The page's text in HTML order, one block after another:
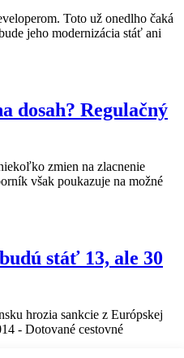
Toto už onedlho čaká
jeho modernizácia stáť ani
dosah? Regulačný
zmien na zlacnenie
však poukazuje na možné
stáť 13, ale 30
hrozia sankcie z Európskej
- Dotované cestovné